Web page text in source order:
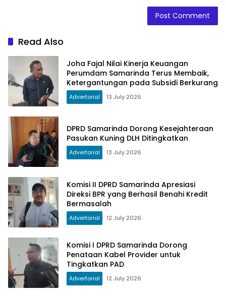
Read Also
Joha Fajal Nilai Kinerja Keuangan
Perumdam Samarinda Terus Membaik,
Ketergantungan pada Subsidi Berkurang
Advertorial 13 July 2026
DPRD Samarinda Dorong Kesejahteraan
Pasukan Kuning DLH Ditingkatkan
Advertorial 13 July 2026
Komisi II DPRD Samarinda Apresiasi
Direksi BPR yang Berhasil Benahi Kredit
Bermasalah
Advertorial 12 July 2026
Komisi I DPRD Samarinda Dorong
Penataan Kabel Provider untuk
Tingkatkan PAD
Advertorial 12 July 2026